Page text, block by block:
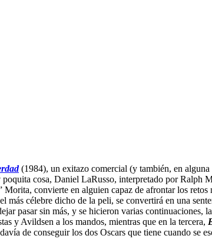
(1984), un exitazo comercial (y también, en
cosa, Daniel LaRusso, interpretado por Ralph
convierte en alguien capaz de afrontar los
célebre dicho de la peli, se convertirá en una
pasar sin más, y se hicieron varias continuaciones,
y Avildsen a los mandos, mientras que en la tercera,
de conseguir los dos Oscars que tiene cuando se